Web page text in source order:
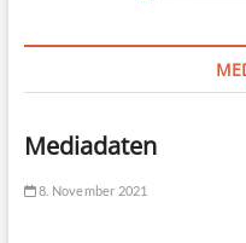
Mediadaten
8. November 2021